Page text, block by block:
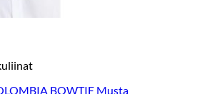
BOWTIE Musta